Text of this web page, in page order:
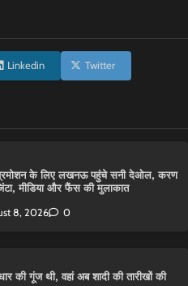
Linkedin Twitter
प्रमोशन के लिए लखनऊ पहुंचे सनी देओल, करण
मीडिया और फैंस की मुलाकात
8, 2026 0
की गूंज थी, वहां अब शादी की तारीखों की